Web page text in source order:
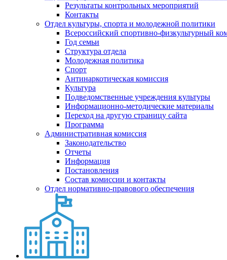
Результаты контрольных мероприятий
Контакты
Отдел культуры, спорта и молодежной политики
Всероссийский спортивно-физкультурный
Год семьи
Структура отдела
Молодежная политика
Спорт
Антинаркотическая комиссия
Культура
Подведомственные учреждения культуры
Информационно-методические материалы
Переход на другую страницу сайта
Программа
Административная комиссия
Законодательство
Отчеты
Информация
Постановления
Состав комиссии и контакты
Отдел нормативно-правового обеспечения